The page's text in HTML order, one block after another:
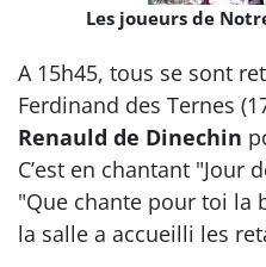
Les joueurs de
A 15h45, tous se sont
Ferdinand des Ternes
Renauld de Dinechin
C’est en chantant "Jour
"Que chante pour toi la
la salle a accueilli les